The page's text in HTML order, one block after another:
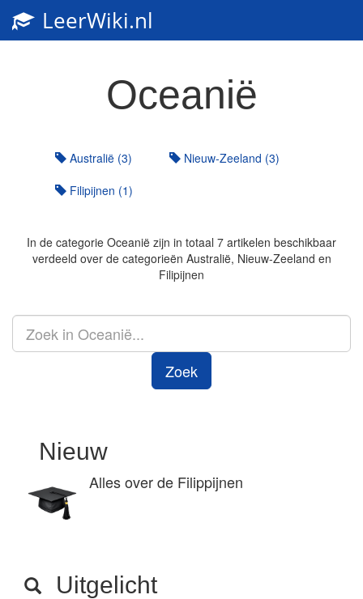
LeerWiki.nl
Oceanië
Australië (3)
Nieuw-Zeeland (3)
Filipijnen (1)
In de categorie Oceanië zijn in totaal 7 artikelen beschikbaar
verdeeld over de categorieën Australië, Nieuw-Zeeland en
Filipijnen
Zoek
Nieuw
Alles over de Filippijnen
Uitgelicht